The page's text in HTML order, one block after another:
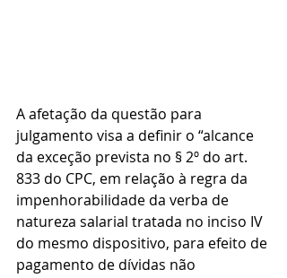
A afetação da questão para
julgamento visa a definir o “alcance
da exceção prevista no § 2º do art.
833 do CPC, em relação à regra da
impenhorabilidade da verba de
natureza salarial tratada no inciso IV
do mesmo dispositivo, para efeito de
pagamento de dívidas não